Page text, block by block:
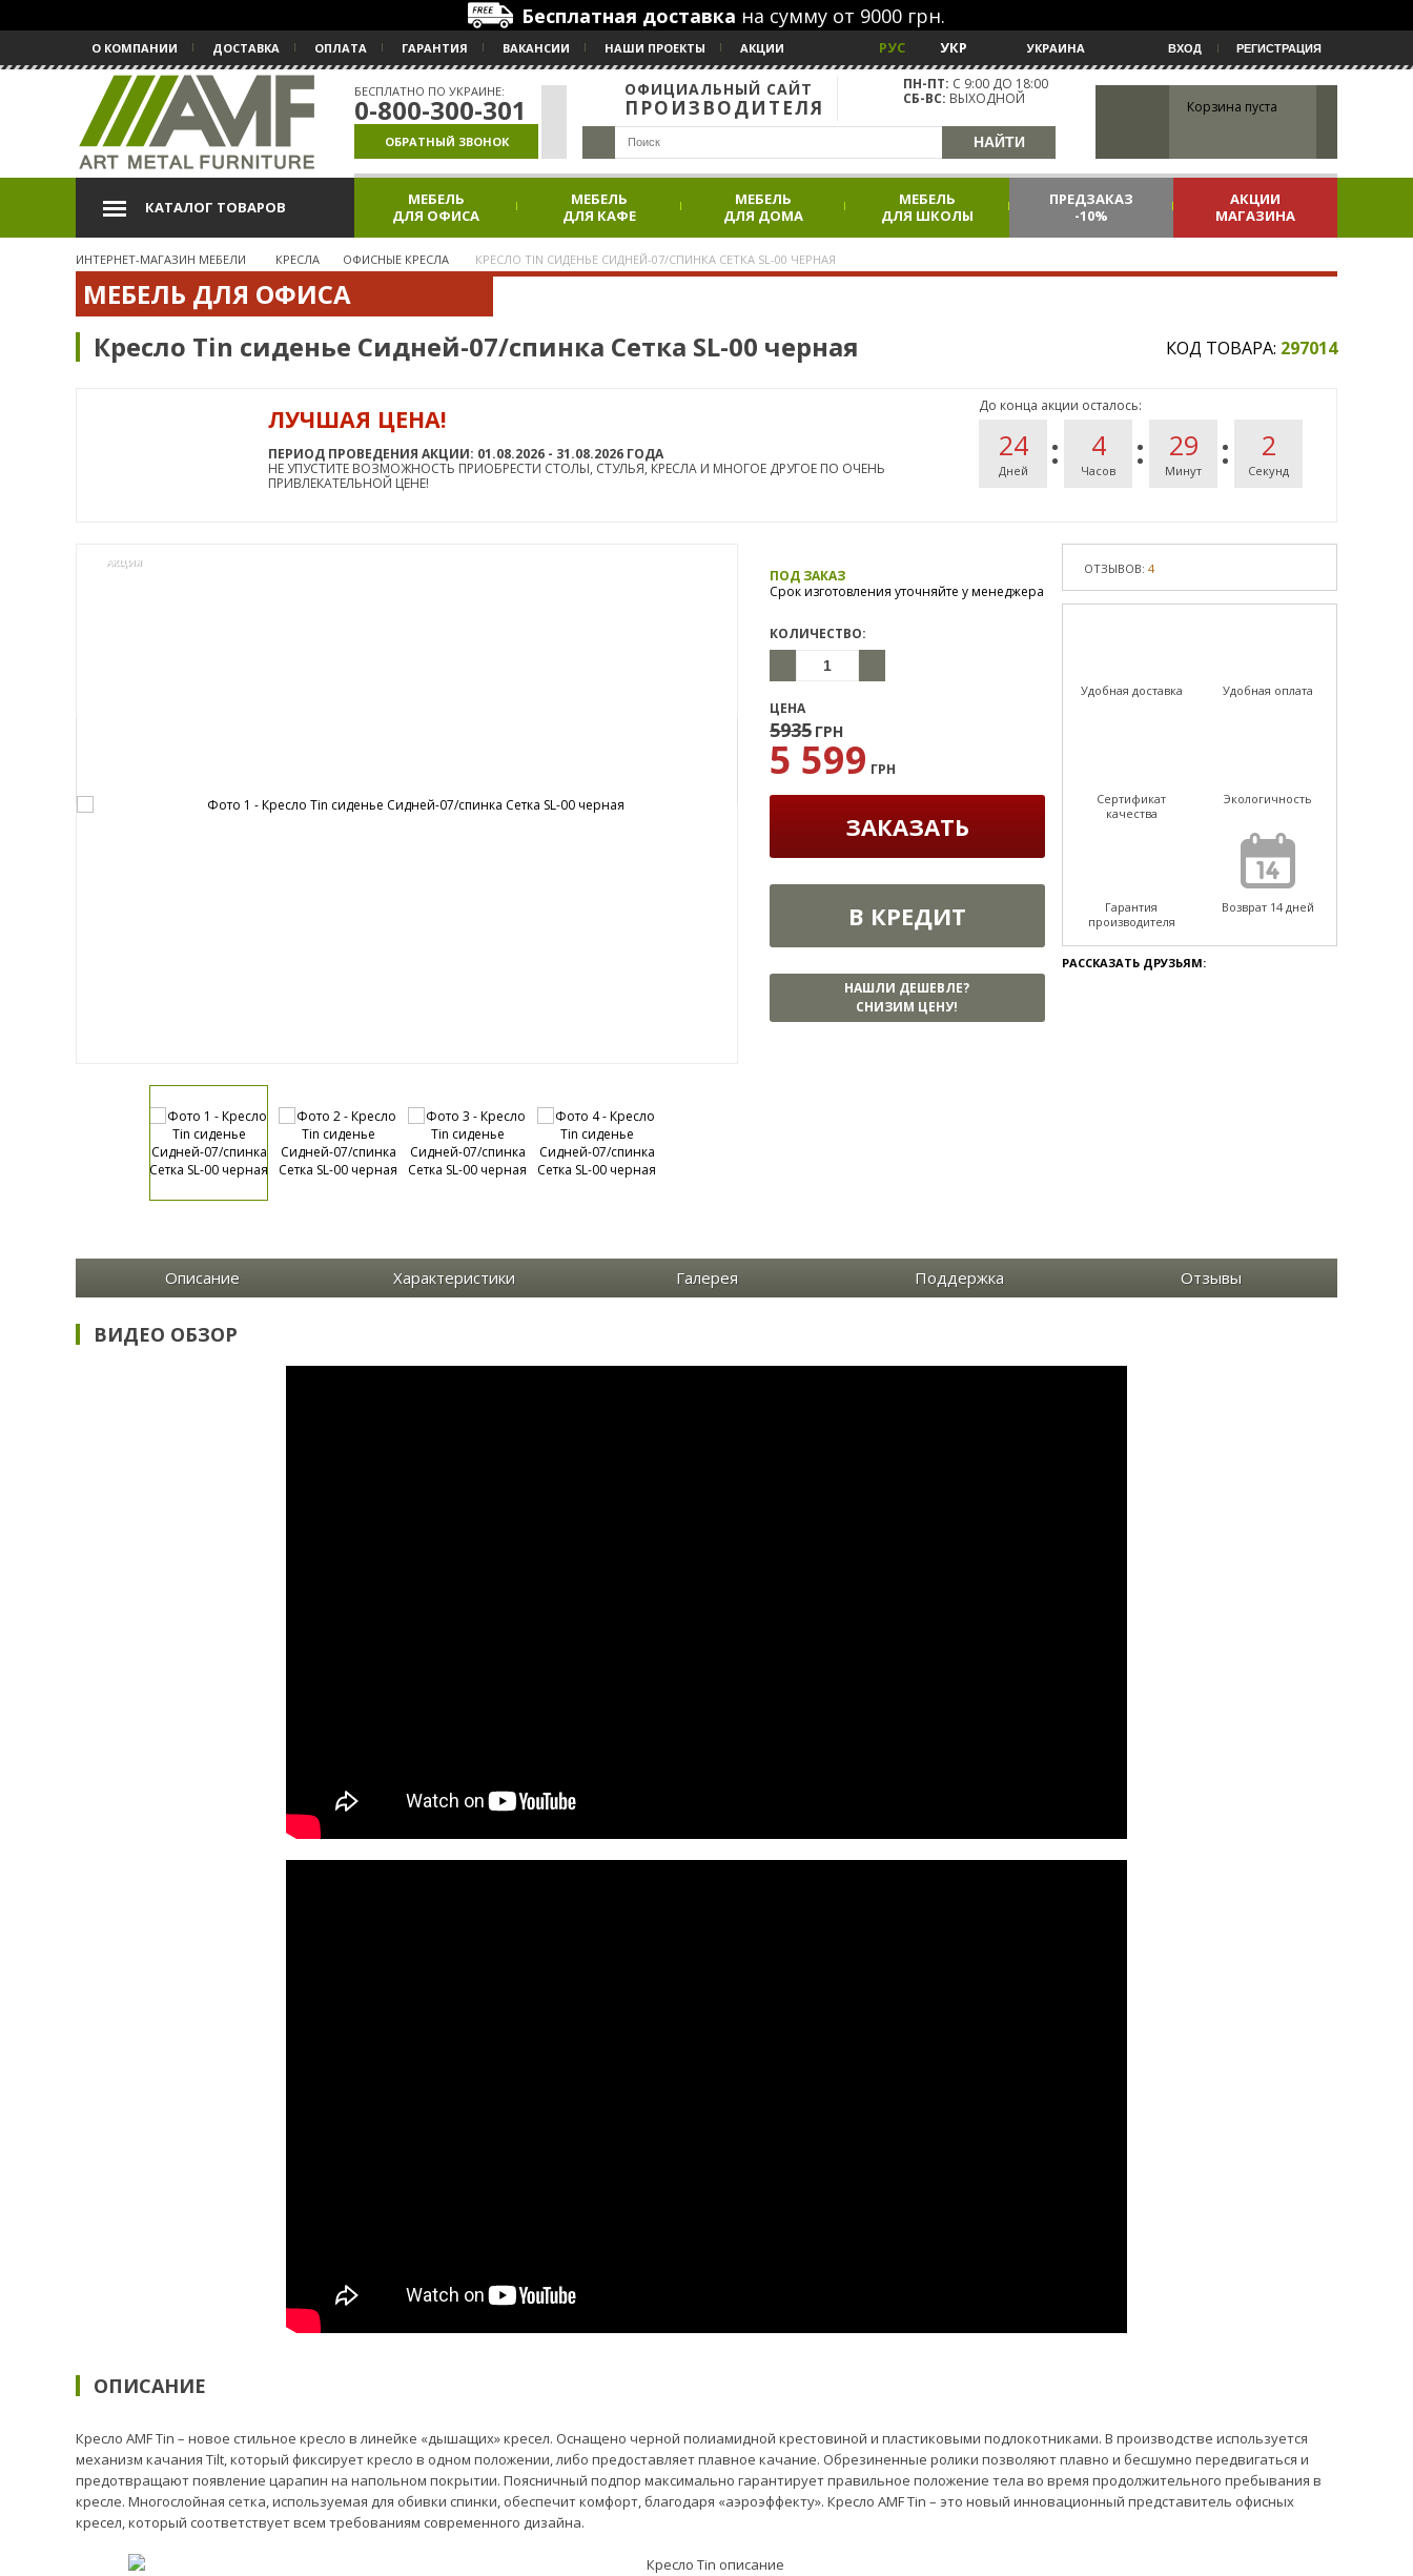
Бесплатная доставка на сумму от 9000 грн.
О КОМПАНИИ ДОСТАВКА ОПЛАТА ГАРАНТИЯ ВАКАНСИИ НАШИ ПРОЕКТЫ АКЦИИ РУС УКР УКРАИНА ВХОД РЕГИСТРАЦИЯ
БЕСПЛАТНО ПО УКРАИНЕ:
0-800-300-301
ОБРАТНЫЙ ЗВОНОК
ОФИЦИАЛЬНЫЙ САЙТ
ПРОИЗВОДИТЕЛЯ
ПН-ПТ: С 9:00 ДО 18:00
СБ-ВС: ВЫХОДНОЙ Корзина пуста
КАТАЛОГ ТОВАРОВ
МЕБЕЛЬ
ДЛЯ ОФИСА
МЕБЕЛЬ
ДЛЯ КАФЕ
МЕБЕЛЬ
ДЛЯ ДОМА
МЕБЕЛЬ
ДЛЯ ШКОЛЫ
ПРЕДЗАКАЗ
-10%
АКЦИИ
МАГАЗИНА
ИНТЕРНЕТ-МАГАЗИН МЕБЕЛИ КРЕСЛА ОФИСНЫЕ КРЕСЛА КРЕСЛО TIN СИДЕНЬЕ СИДНЕЙ-07/СПИНКА СЕТКА SL-00 ЧЕРНАЯ
МЕБЕЛЬ ДЛЯ ОФИСА
Кресло Tin сиденье Сидней-07/спинка Сетка SL-00 черная
КОД ТОВАРА: 297014
До конца акции осталось:
Дней
24
Часов
4
Минут
29
Секунд
2
ЛУЧШАЯ ЦЕНА!
ПЕРИОД ПРОВЕДЕНИЯ АКЦИИ: 01.08.2026 - 31.08.2026 ГОДА
НЕ УПУСТИТЕ ВОЗМОЖНОСТЬ ПРИОБРЕСТИ СТОЛЫ, СТУЛЬЯ, КРЕСЛА И МНОГОЕ ДРУГОЕ ПО ОЧЕНЬ
ПРИВЛЕКАТЕЛЬНОЙ ЦЕНЕ!
АКЦИЯ
0%
ПОД ЗАКАЗ
Срок изготовления уточняйте у менеджера
КОЛИЧЕСТВО:
ЦЕНА
5935 ГРН
5 599 ГРН
ЗАКАЗАТЬ
В КРЕДИТ
НАШЛИ ДЕШЕВЛЕ?
СНИЗИМ ЦЕНУ!
ОТЗЫВОВ:4
Удобная доставка Удобная оплата
Сертификат
качества
Экологичность
Гарантия
производителя
Возврат 14 дней
РАССКАЗАТЬ ДРУЗЬЯМ:
Описание Характеристики Галерея Поддержка Отзывы
ВИДЕО ОБЗОР
ОПИСАНИЕ
Кресло AMF Tin – новое стильное кресло в линейке «дышащих» кресел. Оснащено черной полиамидной крестовиной и пластиковыми подлокотниками. В производстве используется
механизм качания Tilt, который фиксирует кресло в одном положении, либо предоставляет плавное качание. Обрезиненные ролики позволяют плавно и бесшумно передвигаться и
предотвращают появление царапин на напольном покрытии. Поясничный подпор максимально гарантирует правильное положение тела во время продолжительного пребывания в
кресле. Многослойная сетка, используемая для обивки спинки, обеспечит комфорт, благодаря «аэроэффекту». Кресло AMF Tin – это новый инновационный представитель офисных
кресел, который соответствует всем требованиям современного дизайна.